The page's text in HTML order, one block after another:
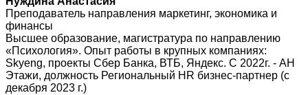
Преподаватель направления маркетинг, экономика и
финансы
Высшее образование, магистратура по направлению
«Психология». Опыт работы в крупных компаниях:
Skyeng, проекты Сбер Банка, ВТБ, Яндекс. С 2022г. - АН
Этажи, должность Региональный HR бизнес-партнер (с
декабря 2023 г.)